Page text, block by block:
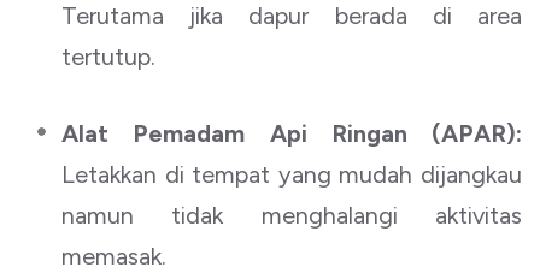
Terutama jika dapur berada di area
tertutup.
Alat Pemadam Api Ringan (APAR):
Letakkan di tempat yang mudah dijangkau
namun tidak menghalangi aktivitas
memasak.